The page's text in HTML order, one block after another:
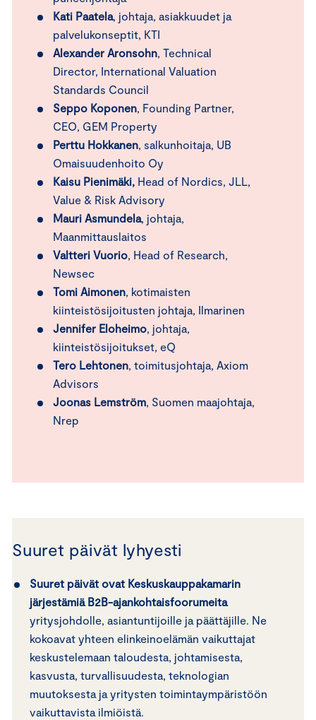
Kati Paatela, johtaja, asiakkuudet ja
palvelukonseptit, KTI
Alexander Aronsohn, Technical
Director, International Valuation
Standards Council
Seppo Koponen, Founding Partner,
CEO, GEM Property
Perttu Hokkanen, salkunhoitaja, UB
Omaisuudenhoito Oy
Kaisu Pienimäki, Head of Nordics, JLL,
Value & Risk Advisory
Mauri Asmundela, johtaja,
Maanmittauslaitos
Valtteri Vuorio, Head of Research,
Newsec
Tomi Aimonen, kotimaisten
kiinteistösijoitusten johtaja, Ilmarinen
Jennifer Eloheimo, johtaja,
kiinteistösijoitukset, eQ
Tero Lehtonen, toimitusjohtaja, Axiom
Advisors
Joonas Lemström, Suomen maajohtaja,
Nrep
Suuret päivät lyhyesti
Suuret päivät ovat Keskuskauppakamarin
järjestämiä B2B-ajankohtaisfoorumeita
yritysjohdolle, asiantuntijoille ja päättäjille. Ne
kokoavat yhteen elinkeinoelämän vaikuttajat
keskustelemaan taloudesta, johtamisesta,
kasvusta, turvallisuudesta, teknologian
muutoksesta ja yritysten toimintaympäristöön
vaikuttavista ilmiöistä.